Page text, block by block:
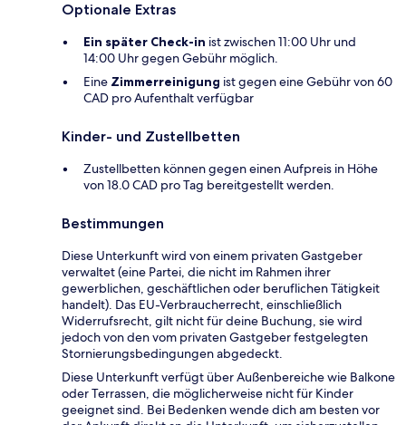
Optionale Extras
Ein später Check-in ist zwischen 11:00 Uhr und
14:00 Uhr gegen Gebühr möglich.
Eine Zimmerreinigung ist gegen eine Gebühr von 60
CAD pro Aufenthalt verfügbar
Kinder- und Zustellbetten
Zustellbetten können gegen einen Aufpreis in Höhe
von 18.0 CAD pro Tag bereitgestellt werden.
Bestimmungen
Diese Unterkunft wird von einem privaten Gastgeber
verwaltet (eine Partei, die nicht im Rahmen ihrer
gewerblichen, geschäftlichen oder beruflichen Tätigkeit
handelt). Das EU-Verbraucherrecht, einschließlich
Widerrufsrecht, gilt nicht für deine Buchung, sie wird
jedoch von den vom privaten Gastgeber festgelegten
Stornierungsbedingungen abgedeckt.
Diese Unterkunft verfügt über Außenbereiche wie Balkone
oder Terrassen, die möglicherweise nicht für Kinder
geeignet sind. Bei Bedenken wende dich am besten vor